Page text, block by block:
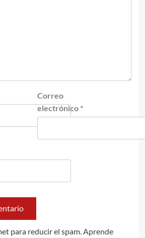
Correo
electrónico *
para reducir el spam. Aprende